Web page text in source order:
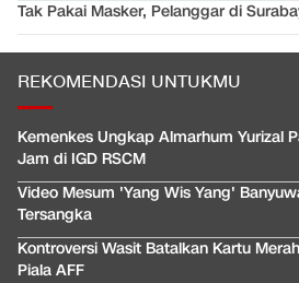
Tak Pakai Masker, Pelanggar di
REKOMENDASI UNTUKMU
Kemenkes Ungkap Almarhum Yurizal
Jam di IGD RSCM
Video Mesum 'Yang Wis Yang'
Tersangka
Kontroversi Wasit Batalkan Kartu
Piala AFF